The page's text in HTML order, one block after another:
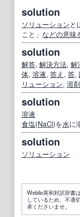
solution
ソリューションと
こと」 などの意味
solution
解答, 解決方法, 解
体, 溶液, 答え , 答,
リューション, 溶剤
solution
溶液
食塩(NaCl)を水に
solution
ソリューション
Weblio英和対訳辞書
しているため、不適
承くださいませ。